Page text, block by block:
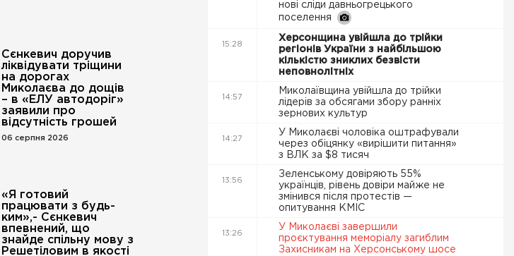
Сєнкевич доручив
ліквідувати тріщини
на дорогах
Миколаєва до дощів
– в «ЕЛУ автодоріг»
заявили про
відсутність грошей
06 серпня 2026
«Я готовий
працювати з будь-
ким»,- Сєнкевич
впевнений, що
знайде спільну мову з
Решетіловим в якості
нові сліди давньогрецького
поселення
15:28
Херсонщина увійшла до трійки
регіонів України з найбільшою
кількістю зниклих безвісти
неповнолітніх
14:57
Миколаївщина увійшла до трійки
лідерів за обсягами збору ранніх
зернових культур
14:27
У Миколаєві чоловіка оштрафували
через обіцянку «вирішити питання»
з ВЛК за $8 тисяч
13:56
Зеленському довіряють 55%
українців, рівень довіри майже не
змінився після протестів —
опитування КМІС
13:26
У Миколаєві завершили
проєктування меморіалу загиблим
Захисникам на Херсонському шосе